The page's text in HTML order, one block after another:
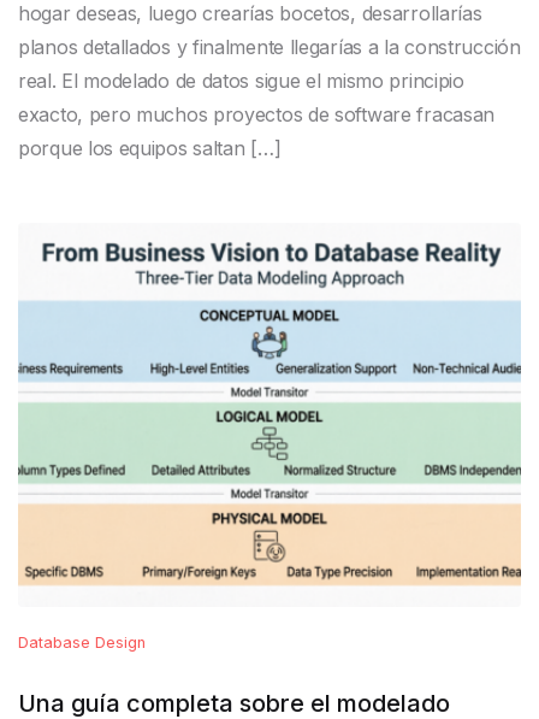
hogar deseas, luego crearías bocetos, desarrollarías
planos detallados y finalmente llegarías a la construcción
real. El modelado de datos sigue el mismo principio
exacto, pero muchos proyectos de software fracasan
porque los equipos saltan […]
Database Design
Una guía completa sobre el modelado